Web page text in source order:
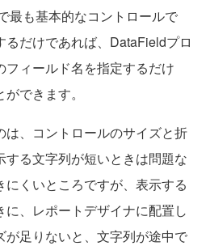
最も基本的なコントロールで
だけであれば、DataFieldプロ
ィールド名を指定するだけ
できます。
、コントロールのサイズと折
する文字列が短いときは問題な
にくいところですが、表示する
、レポートデザイナに配置し
が足りないと、文字列が途中で